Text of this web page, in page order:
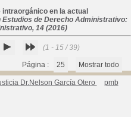
en la actual
Estudios de Derecho Administrativo:
14 (2016)
(1 - 15 / 39)
Página : 25 Mostrar todo
Dr.Nelson García Otero pmb